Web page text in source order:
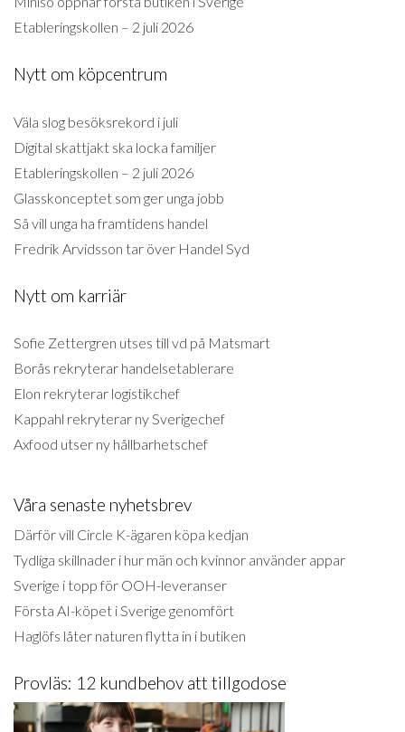
Etableringskollen – 2 juli 2026
Nytt om köpcentrum
Väla slog besöksrekord i juli
Digital skattjakt ska locka familjer
Etableringskollen – 2 juli 2026
Glasskonceptet som ger unga jobb
Så vill unga ha framtidens handel
Fredrik Arvidsson tar över Handel Syd
Nytt om karriär
Sofie Zettergren utses till vd på Matsmart
Borås rekryterar handelsetablerare
Elon rekryterar logistikchef
Kappahl rekryterar ny Sverigechef
Axfood utser ny hållbarhetschef
Våra senaste nyhetsbrev
Därför vill Circle K-ägaren köpa kedjan
Tydliga skillnader i hur män och kvinnor använder appar
Sverige i topp för OOH-leveranser
Första AI-köpet i Sverige genomfört
Haglöfs låter naturen flytta in i butiken
Provläs: 12 kundbehov att tillgodose